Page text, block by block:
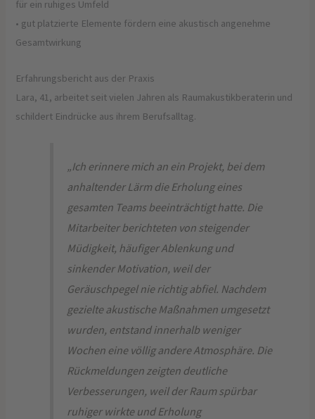
für ein ruhiges Umfeld
• gut platzierte Elemente fördern eine akustisch angenehme
Gesamtwirkung
Erfahrungsbericht aus der Praxis
Lara, 41, arbeitet seit vielen Jahren als Raumakustikberaterin und
schildert Eindrücke aus ihrem Berufsalltag.
„Ich erinnere mich an ein Projekt, bei dem
anhaltender Lärm die Erholung eines
gesamten Teams beeinträchtigt hatte. Die
Mitarbeiter berichteten von steigender
Müdigkeit, häufiger Ablenkung und
sinkender Motivation, weil der
Geräuschpegel nie richtig abfiel. Nachdem
gezielte akustische Maßnahmen umgesetzt
wurden, entstand innerhalb weniger
Wochen eine völlig andere Atmosphäre. Die
Rückmeldungen zeigten deutliche
Verbesserungen, weil der Raum spürbar
ruhiger wirkte und Erholung